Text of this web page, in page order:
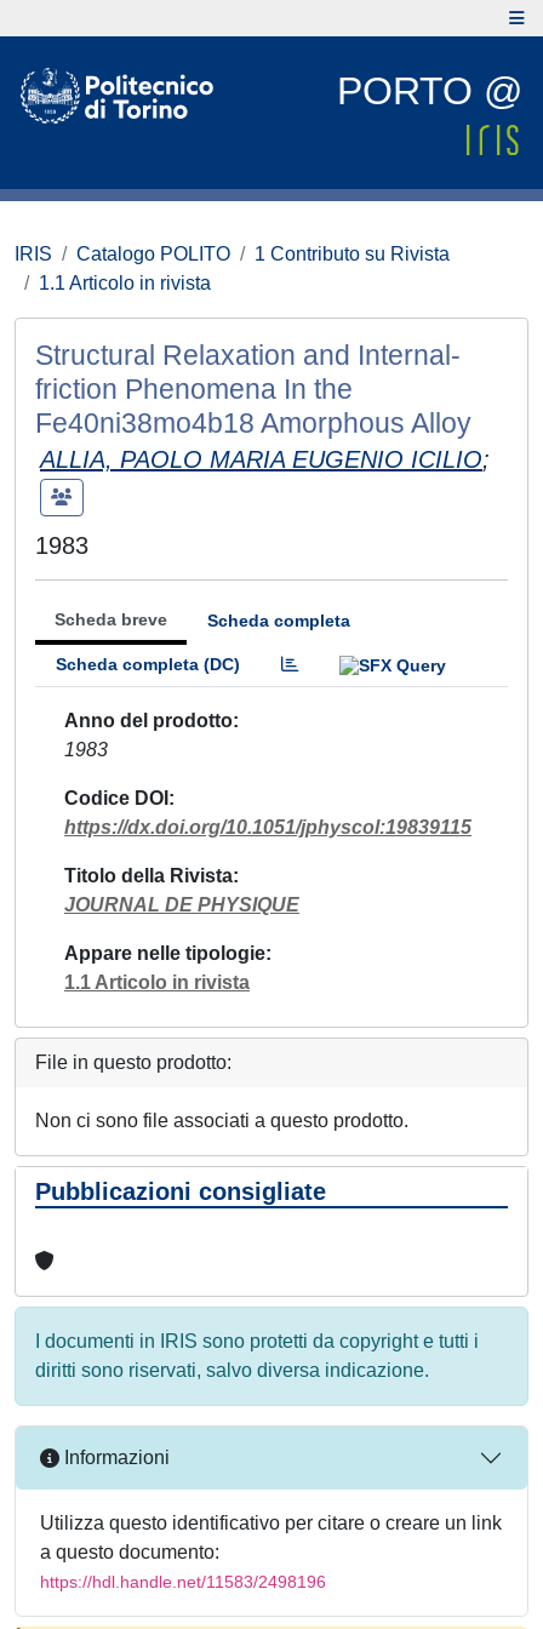
PORTO @
IRIS Catalogo POLITO
1 Contributo su Rivista
1.1 Articolo in rivista
Structural Relaxation and Internal-
friction Phenomena In the
Fe40ni38mo4b18 Amorphous Alloy
ALLIA, PAOLO MARIA EUGENIO ICILIO;
1983
Scheda breve Scheda completa
Scheda completa (DC)
Anno del prodotto
1983
Codice DOI
https://dx.doi.org/10.1051/jphyscol:19839115
Titolo della Rivista
JOURNAL DE PHYSIQUE
Appare nelle tipologie
1.1 Articolo in rivista
File in questo prodotto:
Non ci sono file associati a questo prodotto.
Pubblicazioni consigliate
I documenti in IRIS sono protetti da copyright e tutti i
diritti sono riservati, salvo diversa indicazione.
Informazioni
Utilizza questo identificativo per citare o creare un link
a questo documento:
https://hdl.handle.net/11583/2498196